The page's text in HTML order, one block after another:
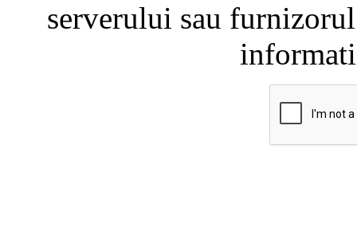
serverului sau